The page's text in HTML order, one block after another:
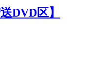
DVD区】